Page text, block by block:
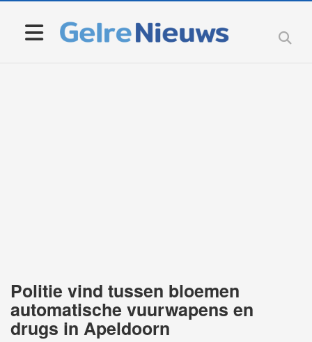
Politie vind tussen bloemen
automatische vuurwapens en
drugs in Apeldoorn